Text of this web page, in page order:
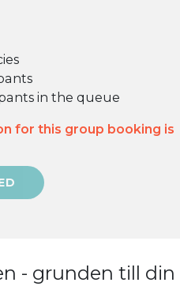
in the queue
for this group booking is
- grunden till